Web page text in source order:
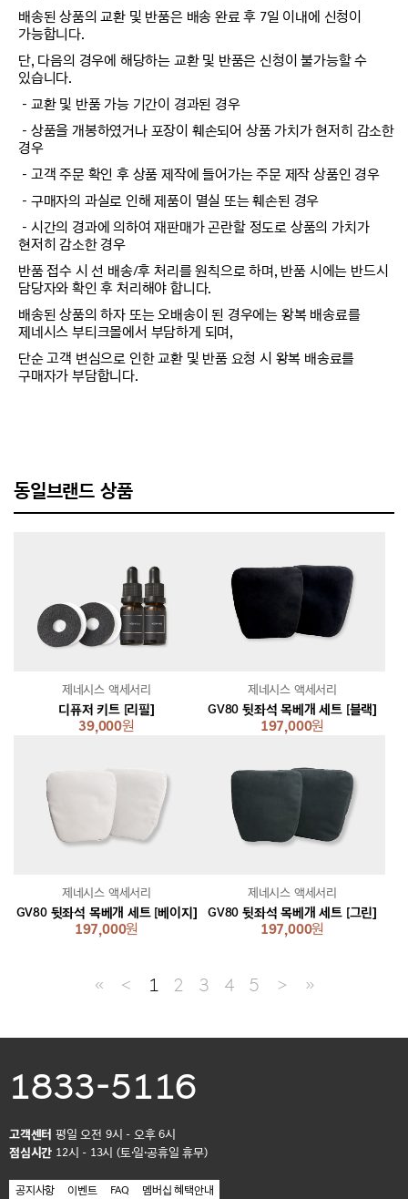
배송된 상품의 교환 및 반품은 배송 완료 후 7일 이내에 신청이
가능합니다.
단, 다음의 경우에 해당하는 교환 및 반품은 신청이 불가능할 수
있습니다.
－교환 및 반품 가능 기간이 경과된 경우
－상품을 개봉하였거나 포장이 훼손되어 상품 가치가 현저히 감소한
경우
－고객 주문 확인 후 상품 제작에 들어가는 주문 제작 상품인 경우
－구매자의 과실로 인해 제품이 멸실 또는 훼손된 경우
－시간의 경과에 의하여 재판매가 곤란할 정도로 상품의 가치가
현저히 감소한 경우
반품 접수 시 선 배송/후 처리를 원칙으로 하며, 반품 시에는 반드시
담당자와 확인 후 처리해야 합니다.
배송된 상품의 하자 또는 오배송이 된 경우에는 왕복 배송료를
제네시스 부티크몰에서 부담하게 되며,
단순 고객 변심으로 인한 교환 및 반품 요청 시 왕복 배송료를
구매자가 부담합니다.
동일브랜드 상품
디퓨저 키트 [리필]
39,000원
제네시스 액세서리
GV80 뒷좌석 목베개 세트 [블랙]
197,000원
제네시스 액세서리
GV80 뒷좌석 목베개 세트 [베이지]
197,000원
제네시스 액세서리
GV80 뒷좌석 목베개 세트 [그린]
197,000원
제네시스 액세서리
≪ ＜ 1 2 3 4 5 ＞ ≫
1833-5116
고객센터 평일 오전 9시 - 오후 6시
점심시간 12시 - 13시 (토·일·공휴일 휴무)
공지사항 이벤트 FAQ 멤버십 혜택안내